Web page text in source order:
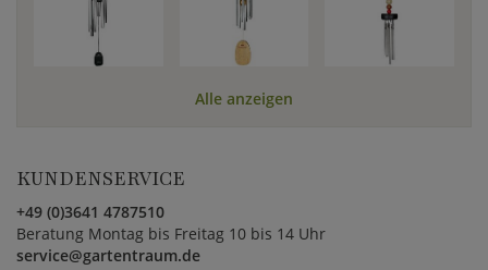
Alle anzeigen
KUNDENSERVICE
+49 (0)3641 4787510
Beratung Montag bis Freitag 10 bis 14 Uhr
service@gartentraum.de